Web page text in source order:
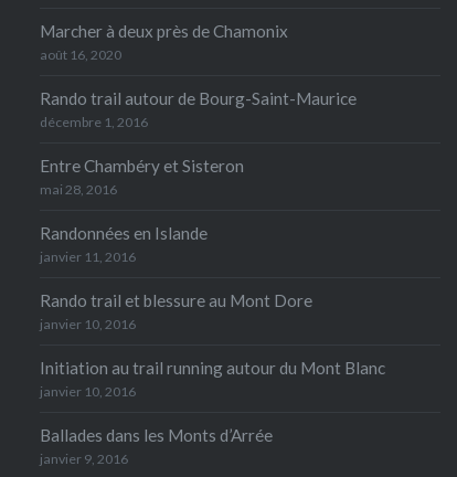
Marcher à deux près de Chamonix
août 16, 2020
Rando trail autour de Bourg-Saint-Maurice
décembre 1, 2016
Entre Chambéry et Sisteron
mai 28, 2016
Randonnées en Islande
janvier 11, 2016
Rando trail et blessure au Mont Dore
janvier 10, 2016
Initiation au trail running autour du Mont Blanc
janvier 10, 2016
Ballades dans les Monts d’Arrée
janvier 9, 2016